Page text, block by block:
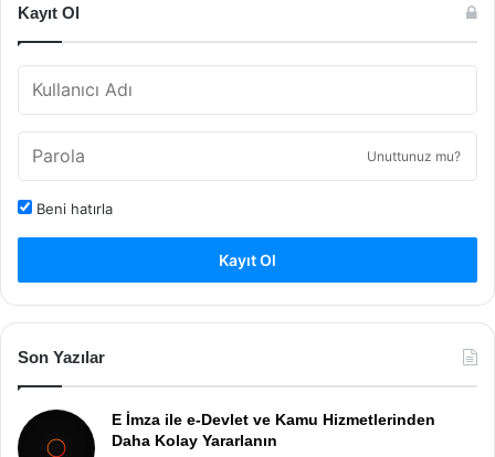
Kayıt Ol
Unuttunuz mu?
Beni hatırla
Kayıt Ol
Son Yazılar
E İmza ile e-Devlet ve Kamu Hizmetlerinden
Daha Kolay Yararlanın